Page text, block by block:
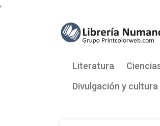
Literatura
Divulgación y cultura